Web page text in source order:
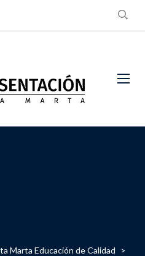
Marta Educación de Calidad
>